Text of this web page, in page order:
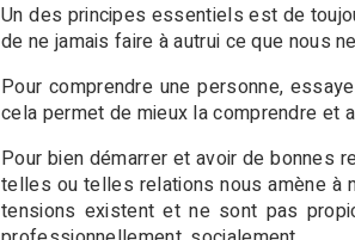
Un des principes essentiels est de
de ne jamais faire à autrui ce que nous
Pour comprendre une personne,
cela permet de mieux la comprendre et
Pour bien démarrer et avoir de bonnes
telles ou telles relations nous amène à
tensions existent et ne sont pas